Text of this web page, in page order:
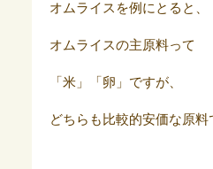
オムライスを例にとると、
オムライスの主原料って
「米」「卵」ですが、
どちらも比較的安価な原料